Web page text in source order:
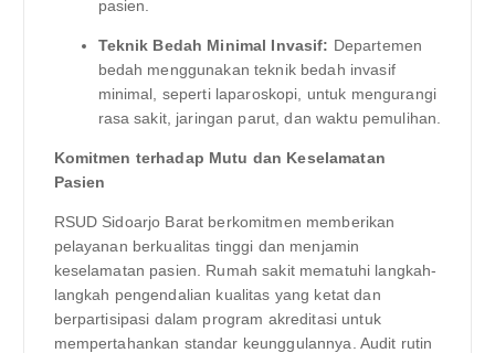
pasien.
Teknik Bedah Minimal Invasif: Departemen
bedah menggunakan teknik bedah invasif
minimal, seperti laparoskopi, untuk mengurangi
rasa sakit, jaringan parut, dan waktu pemulihan.
Komitmen terhadap Mutu dan Keselamatan
Pasien
RSUD Sidoarjo Barat berkomitmen memberikan
pelayanan berkualitas tinggi dan menjamin
keselamatan pasien. Rumah sakit mematuhi langkah-
langkah pengendalian kualitas yang ketat dan
berpartisipasi dalam program akreditasi untuk
mempertahankan standar keunggulannya. Audit rutin